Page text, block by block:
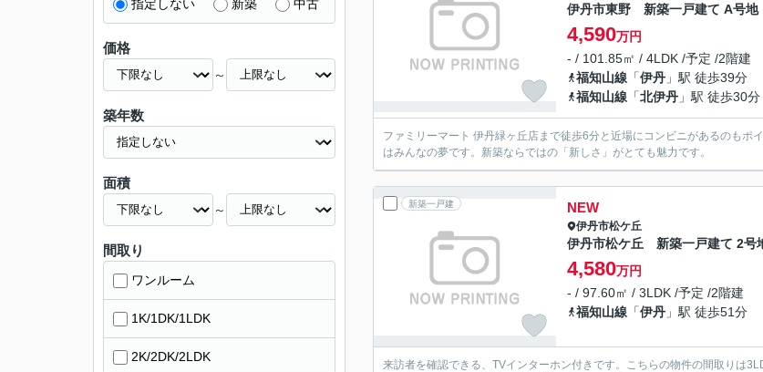
伊丹市東野 新築一戸建て A号地
4,590万円
- / 101.85㎡ / 4LDK /予定 /2階建
福知山線 「伊丹 」駅 徒歩39分
福知山線 「北伊丹 」駅 徒歩30分
ファミリーマート 伊丹緑ヶ丘店まで徒歩6分と近場にコンビニがあるのも
はみんなの夢です。新築ならではの「新しさ」がとても魅力です。
新築一戸建 NEW
伊丹市松ケ丘
伊丹市松ケ丘 新築一戸建て 2号
4,580万円
- / 97.60㎡ / 3LDK /予定 /2階建
福知山線 「伊丹 」駅 徒歩51分
来訪者を確認できる、TVインターホン付きです。こちらの物件の間取りは
指定しない 新築 中古
価格
～
築年数
面積
～
間取り
ワンルーム
1K/1DK/1LDK
2K/2DK/2LDK